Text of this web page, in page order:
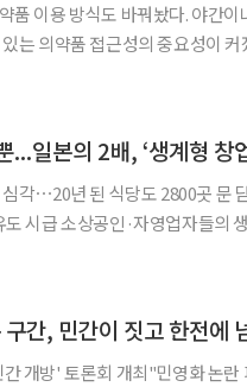
품 이용 방식도 바꿔놨다. 야간
는 의약품 접근성의 중요성이
각⋯20년 된 식당도 2800곳 문
이 흔들리고 있다.
간, 민간이 짓고 한전에
개방' 토론회 개최"민영화 논